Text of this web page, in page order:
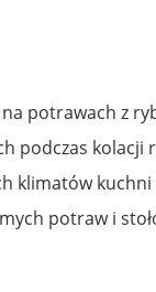
potrawach z
podczas kolacji
klimatów kuchni
potraw i